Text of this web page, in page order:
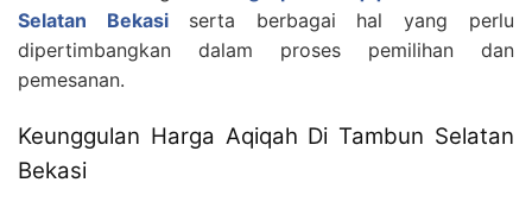
Selatan Bekasi
serta berbagai hal yang perlu
dipertimbangkan dalam proses pemilihan dan
pemesanan.
Keunggulan Harga Aqiqah Di Tambun Selatan
Bekasi